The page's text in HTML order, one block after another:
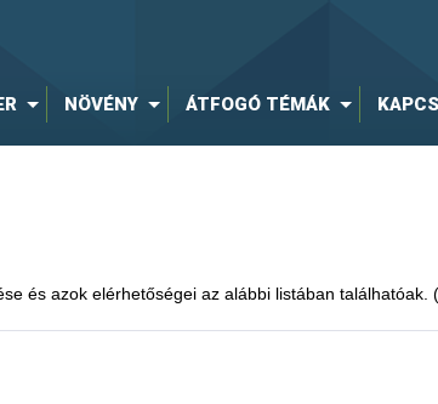
NÖVÉNY ÁTFOGÓ TÉMÁK
és azok elérhetőségei az alábbi listában találhatóak. (